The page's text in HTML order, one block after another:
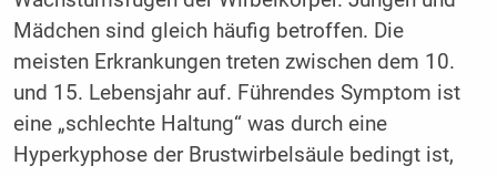
Mädchen sind gleich häufig betroffen. Die
meisten Erkrankungen treten zwischen dem 10.
und 15. Lebensjahr auf. Führendes Symptom ist
eine „schlechte Haltung“ was durch eine
Hyperkyphose der Brustwirbelsäule bedingt ist,